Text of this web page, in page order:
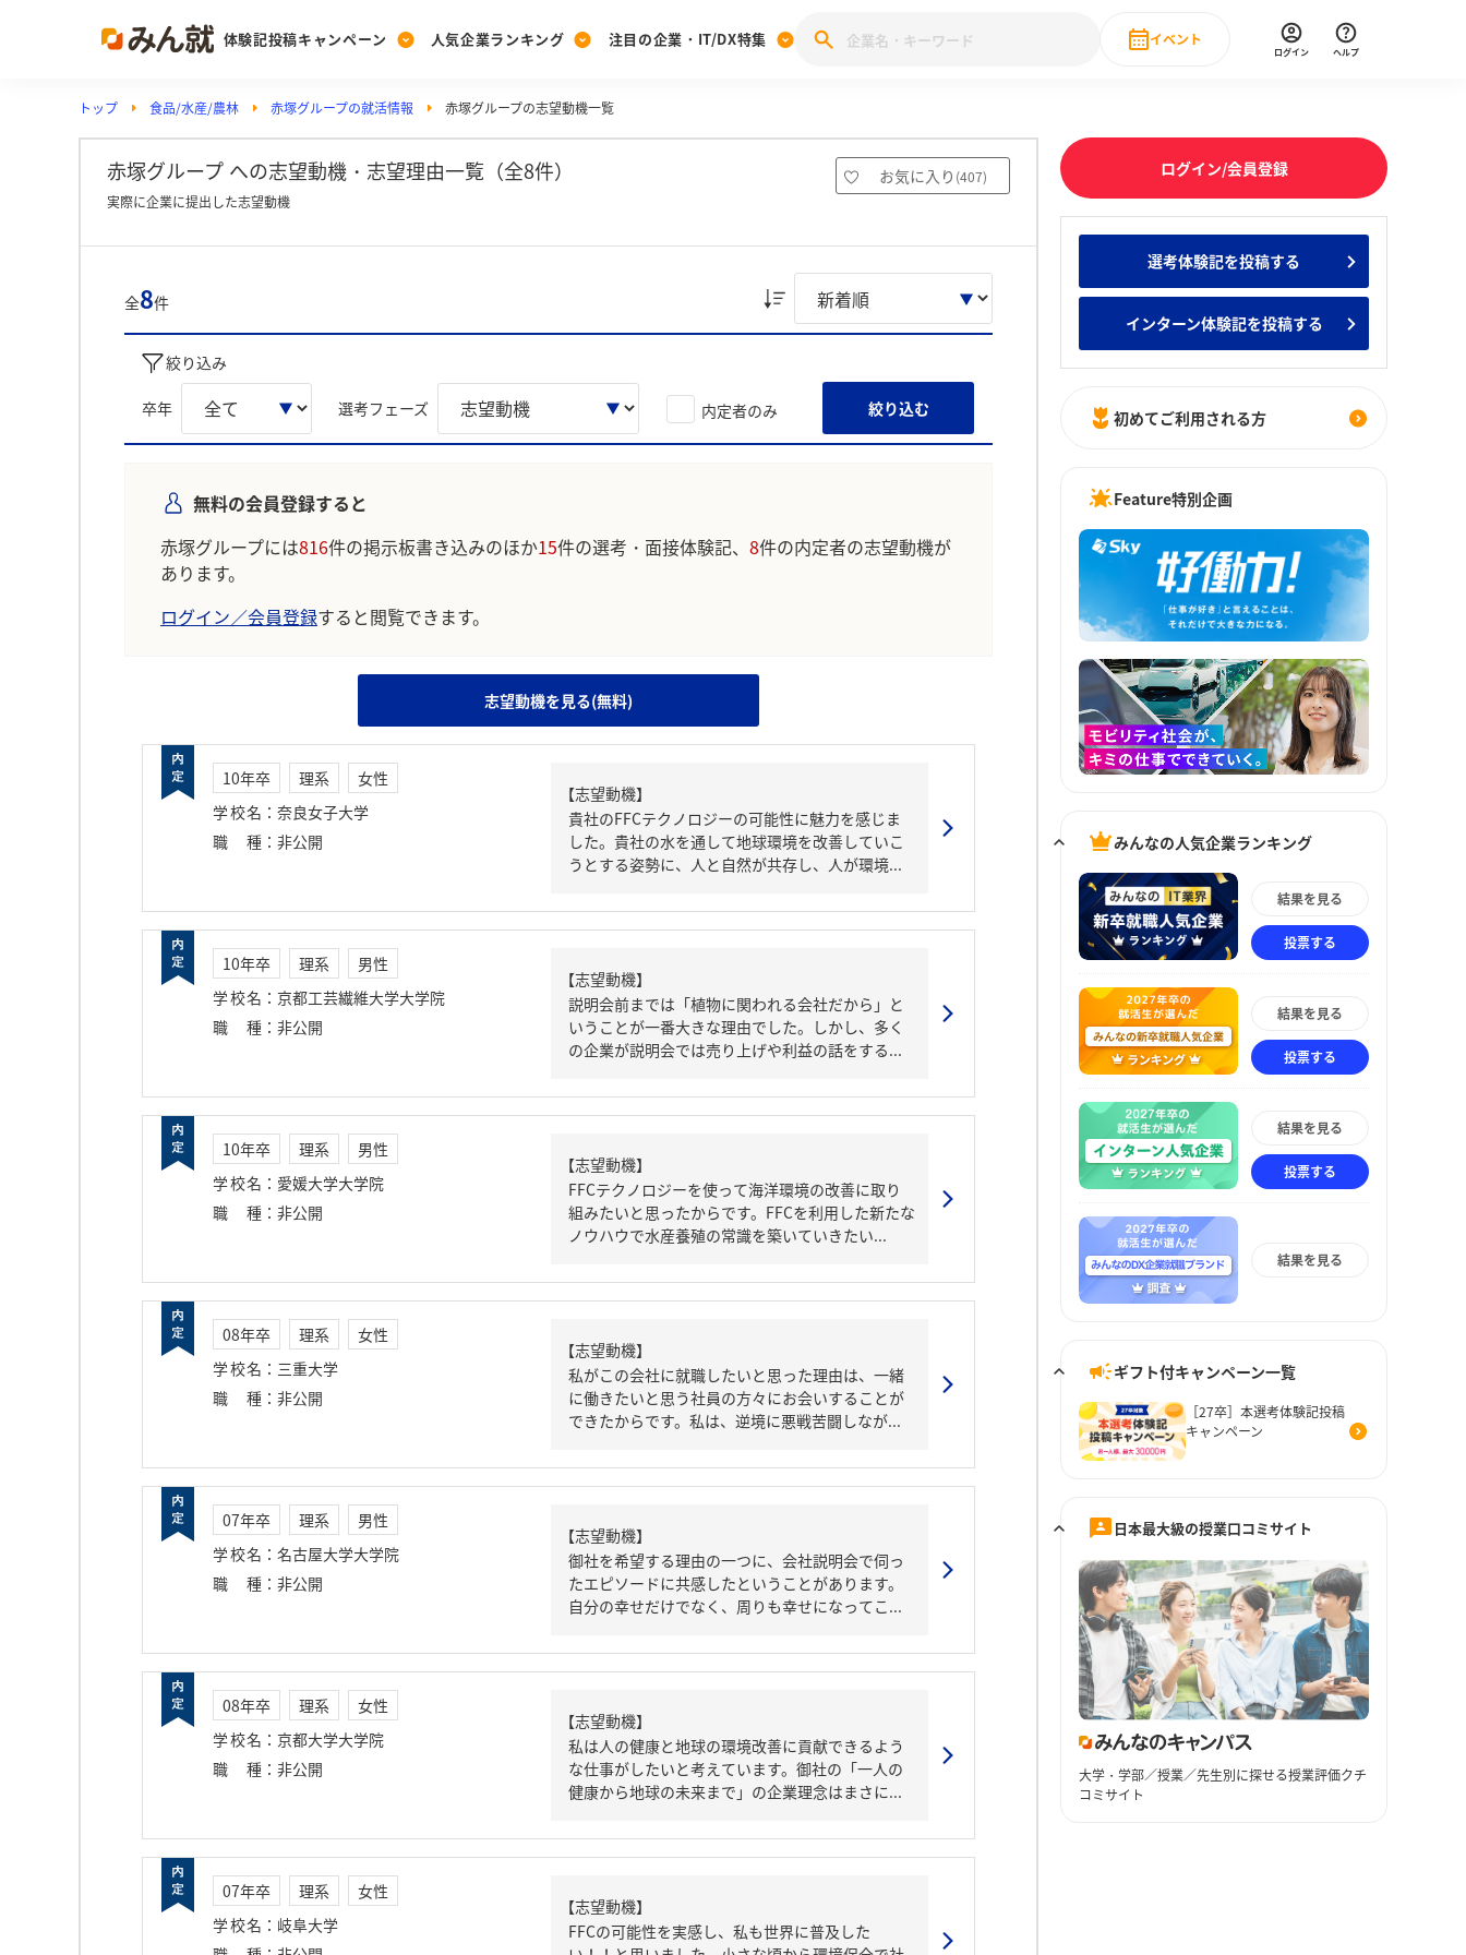
体験記投稿キャンペーン
Post
投稿する
[27卒] 本選考体験記投稿キャンペーン
人気企業ランキング
Ranking
ランキングを見る
Vote みんなの新卒就職人気企業ランキング みんなのインターン人気企業ランキ
注目の企業・IT/DX特集
PickUp
注目の企業特集
28卒 IT・DX現場社員インタビュー
イベント
直近のイベント一覧
ログイン ヘルプ
トップ 食品/水産/農林 赤塚グループの就活情報 赤塚グループの志望動機一覧
赤塚グループ への志望動機・志望理由一覧（全8件） お気に入り (407)
実際に企業に提出した志望動機
全8件
絞り込み
卒年 選考フェーズ 内定者のみ 絞り込む
無料の会員登録すると
赤塚グループには816件の掲示板書き込みのほか15件の選考・面接体験記、 8件の内定者の志望動機が
あります。
ログイン／会員登録すると閲覧できます。
志望動機を見る(無料)
10年卒 理系
女性
学校名 ： 奈良女子大学
職種 ： 非公開
【志望動機】
貴社のFFCテクノロジーの可能性に魅力を感じま
した。貴社の水を通して地球環境を改善していこ
うとする姿勢に、人と自然が共存し、人が環境...
10年卒 理系
男性
学校名 ： 京都工芸繊維大学大学院
職種 ： 非公開
【志望動機】
説明会前までは「植物に関われる会社だから」と
いうことが一番大きな理由でした。しかし、多く
の企業が説明会では売り上げや利益の話をする...
10年卒 理系
男性
学校名 ： 愛媛大学大学院
職種 ： 非公開
【志望動機】
FFCテクノロジーを使って海洋環境の改善に取り
組みたいと思ったからです。FFCを利用した新たな
ノウハウで水産養殖の常識を築いていきたい...
08年卒 理系
女性
学校名 ： 三重大学
職種 ： 非公開
【志望動機】
私がこの会社に就職したいと思った理由は、一緒
に働きたいと思う社員の方々にお会いすることが
できたからです。私は、逆境に悪戦苦闘しなが...
07年卒 理系
男性
学校名 ： 名古屋大学大学院
職種 ： 非公開
【志望動機】
御社を希望する理由の一つに、会社説明会で伺っ
たエピソードに共感したということがあります。
自分の幸せだけでなく、周りも幸せになってこ...
08年卒 理系
女性
学校名 ： 京都大学大学院
職種 ： 非公開
【志望動機】
私は人の健康と地球の環境改善に貢献できるよう
な仕事がしたいと考えています。御社の「一人の
健康から地球の未来まで」の企業理念はまさに...
07年卒 理系
女性
学校名 ： 岐阜大学
【志望動機】
FFCの可能性を実感し、私も世界に普及した
ログイン/会員登録
選考体験記を投稿する
インターン体験記を投稿する
初めてご利用される方
Feature特別企画
みんなの人気企業ランキング
結果を見る
投票する
結果を見る
投票する
結果を見る
投票する
結果を見る
ギフト付キャンペーン一覧
［27卒］本選考体験記投稿
キャンペーン
日本最大級の授業口コミサイト
大学・学部／授業／先生別に探せる授業評価クチ
コミサイト